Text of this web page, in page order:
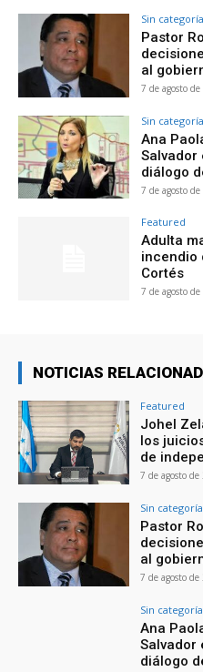
Sin categoría
Pastor
al
7 de agosto
Sin categoría
Ana
Salvador
diálogo
7 de agosto
Featured
Adulta
incendio
Cortés
7 de agosto
NOTICIAS
Featured
Johel
los
de
7 de agosto de
Sin categoría
Pastor
al
7 de agosto de
Sin categoría
Ana
Salvador
diálogo